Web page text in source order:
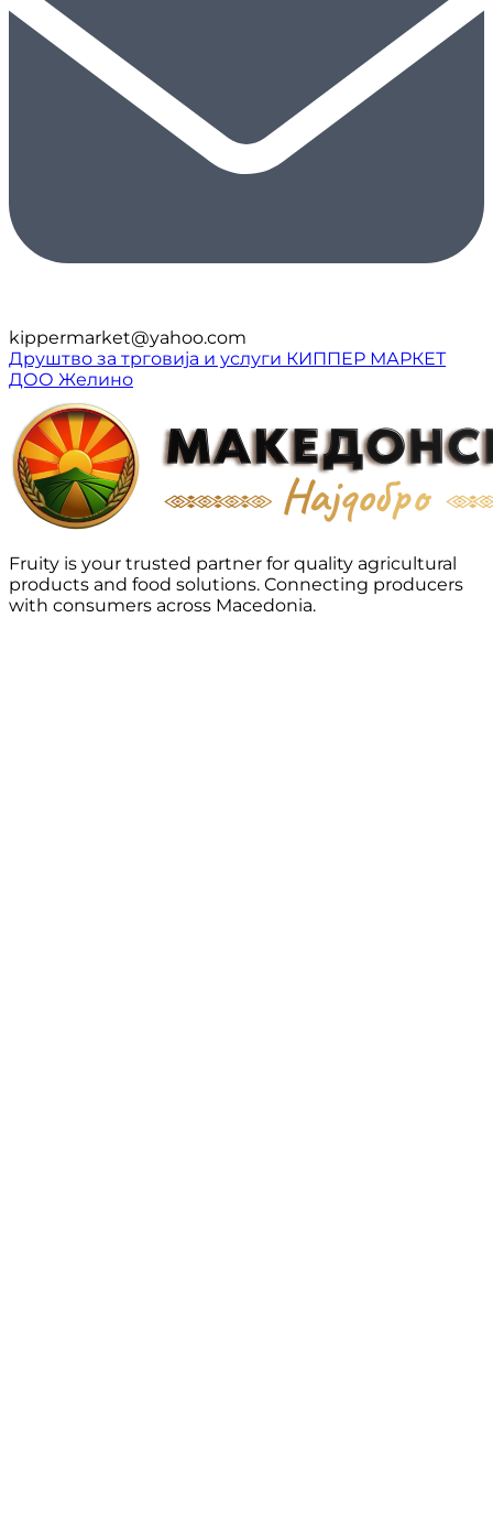
kippermarket@yahoo.com
Друштво за трговија и услуги КИППЕР МАРКЕТ
ДОО Желино
Fruity is your trusted partner for quality agricultural
products and food solutions. Connecting producers
with consumers across Macedonia.